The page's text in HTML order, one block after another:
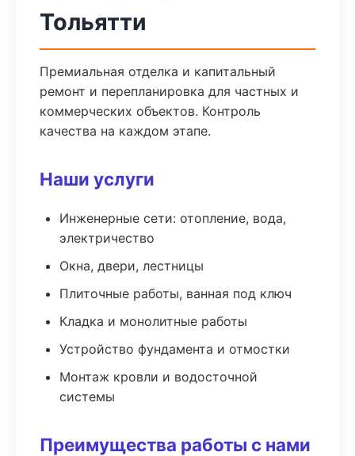
Тольятти
Премиальная отделка и капитальный
ремонт и перепланировка для частных и
коммерческих объектов. Контроль
качества на каждом этапе.
Наши услуги
Инженерные сети: отопление, вода,
электричество
Окна, двери, лестницы
Плиточные работы, ванная под ключ
Кладка и монолитные работы
Устройство фундамента и отмостки
Монтаж кровли и водосточной
системы
Преимущества работы с нами